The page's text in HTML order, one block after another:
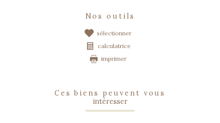
nos outils
sélectionner
calculatrice
imprimer
ces biens peuvent vous
intéresser